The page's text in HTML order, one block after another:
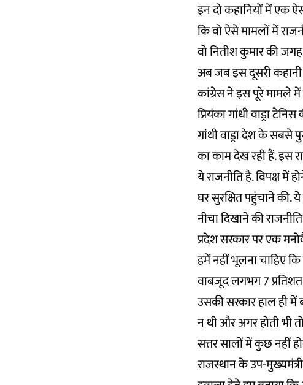
इन दो कहानियों में एक
कि वो ऐसे मामलों में
वो नितीश कुमार की
अब जब इस दूसरी कहानी
कांग्रेस ने इस पूरे मामले
प्रियंका गांधी वाड्रा
गांधी वाड्रा देश के सबसे
का काम देख रही हैं. इस
ये राजनीति है. विपक्ष में
घर सुरक्षित पहुंचाने की.
नीचा दिखाने की
प्रदेश सरकार पर एक
हमें नहीं भूलना चाहिए
वाबजूद लगभग 7
उसकी सरकार हाल ही में
न थी और अगर होती भी
सत्तर सालों में कुछ नहीं
राजस्थान के उप-